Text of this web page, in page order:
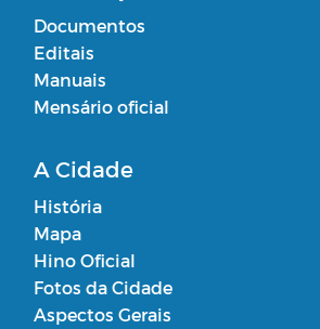
Documentos
Editais
Manuais
Mensário oficial
A Cidade
História
Mapa
Hino Oficial
Fotos da Cidade
Aspectos Gerais